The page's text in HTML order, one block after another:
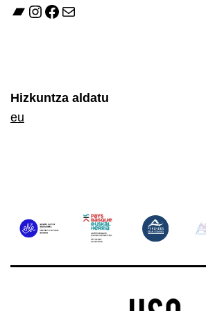
Bandcamp
Instagram
Facebook
E-mail
Hizkuntza aldatu
eu